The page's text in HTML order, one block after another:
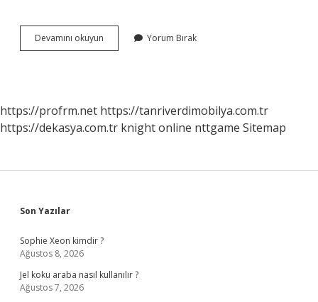
Devamını okuyun
Pişirme
Yorum Bırak
https://profrm.net https://tanriverdimobilya.com.tr
https://dekasya.com.tr knight online nttgame Sitemap
Sidebar
Son Yazılar
Sophie Xeon kimdir ?
Ağustos 8, 2026
Jel koku araba nasıl kullanılır ?
Ağustos 7, 2026